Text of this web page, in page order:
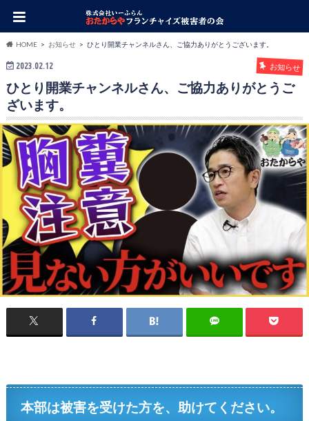
HOME お知らせ ひとり開業チャンネルさん、ご協力ありがとうございます。
2023.02.12 お知らせ
ひとり開業チャンネルさん、ご協力ありがとうご
ざいます。
本部は被害を受けた方を、助けてください。